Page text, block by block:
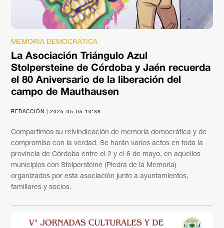
MEMORIA DEMOCRÁTICA
La Asociación Triángulo Azul
Stolpersteine de Córdoba y Jaén recuerda
el 80 Aniversario de la liberación del
campo de Mauthausen
REDACCIÓN | 2025-05-05 10:36
Compartimos su reivindicación de memoria democrática y de
compromiso con la verdad. Se harán varios actos en toda la
provincia de Córdoba entre el 2 y el 6 de mayo, en aquellos
municipios con Stolpersteine (Piedra de la Memoria)
organizados por esta asociación junto a ayuntamientos,
familiares y socios.